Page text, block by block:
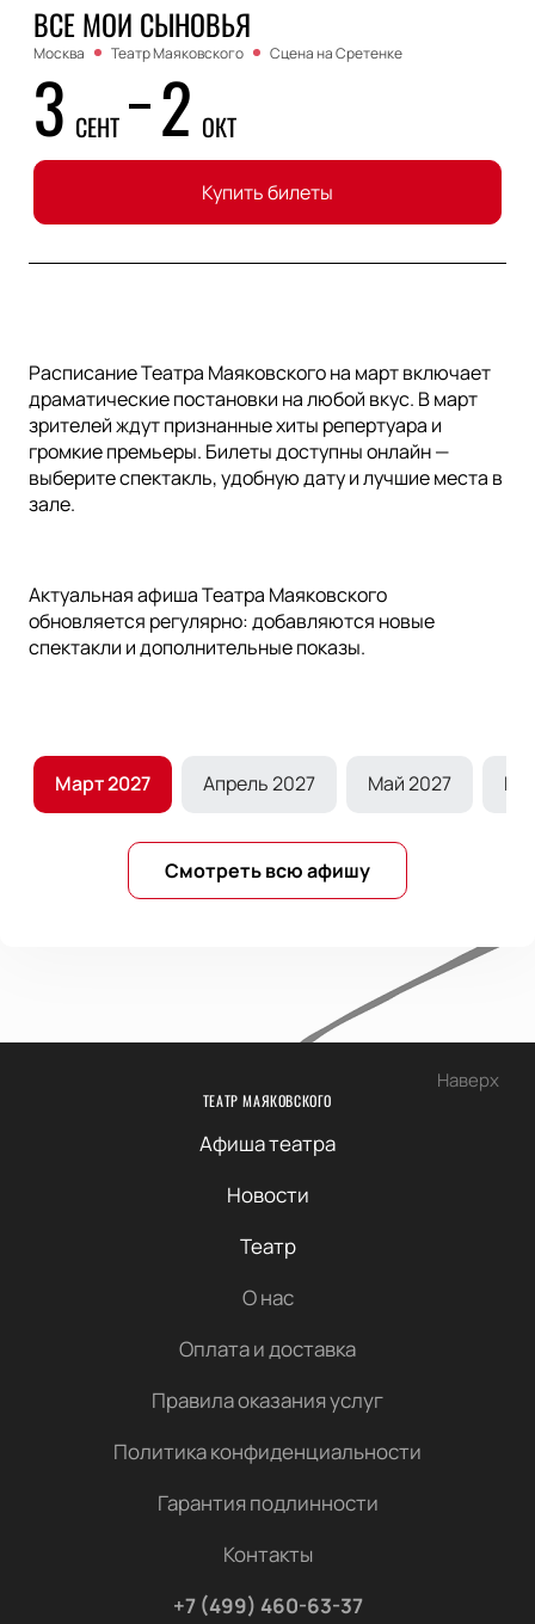
ВСЕ МОИ СЫНОВЬЯ
Москва Театр Маяковского Сцена на Сретенке
3 СЕНТ 2 ОКТ
Купить билеты
Расписание Театра Маяковского на март включает
драматические постановки на любой вкус. В март
зрителей ждут признанные хиты репертуара и
громкие премьеры. Билеты доступны онлайн —
выберите спектакль, удобную дату и лучшие места в
зале.
Актуальная афиша Театра Маяковского
обновляется регулярно: добавляются новые
спектакли и дополнительные показы.
Март 2027 Апрель 2027 Май 2027
Смотреть всю афишу
Наверх
ТЕАТР МАЯКОВСКОГО
Афиша театра
Новости
Театр
О нас
Оплата и доставка
Правила оказания услуг
Политика конфиденциальности
Гарантия подлинности
Контакты
+7 (499) 460-63-37